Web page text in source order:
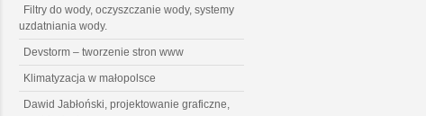
Filtry do wody, oczyszczanie wody, systemy
uzdatniania wody.
Devstorm – tworzenie stron www
Klimatyzacja w małopolsce
Dawid Jabłoński, projektowanie graficzne,